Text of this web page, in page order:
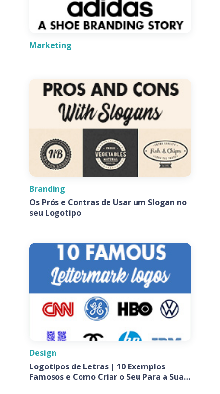
Marketing
Branding
Os Prós e Contras de Usar um Slogan no
seu Logotipo
Design
Logotipos de Letras | 10 Exemplos
Famosos e Como Criar o Seu Para a Sua